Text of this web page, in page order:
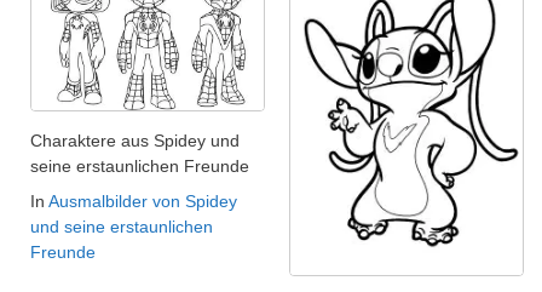
Charaktere aus Spidey und
seine erstaunlichen Freunde
In Ausmalbilder von Spidey
und seine erstaunlichen
Freunde